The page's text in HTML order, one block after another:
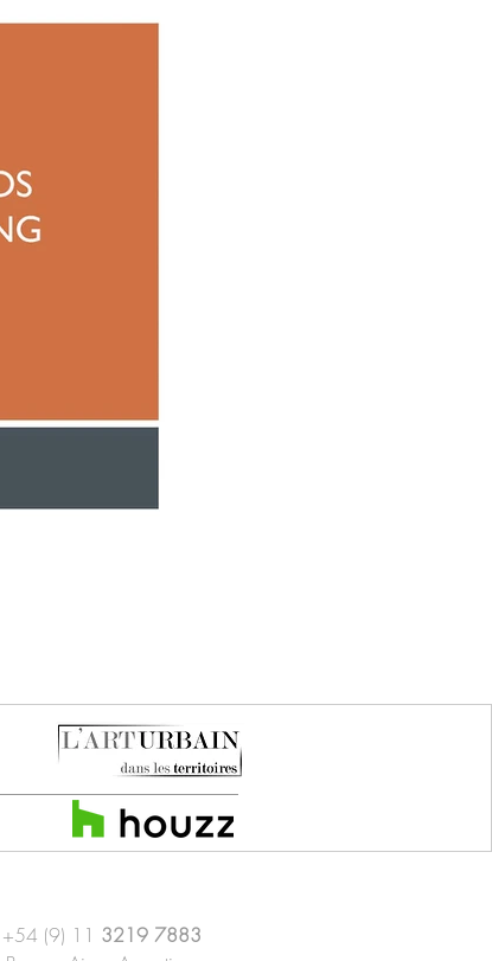
(9) 11 3219 7883